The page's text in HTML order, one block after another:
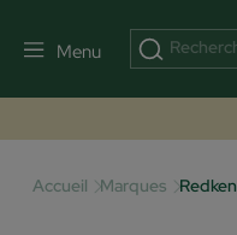
Menu
Accueil Marques Redken